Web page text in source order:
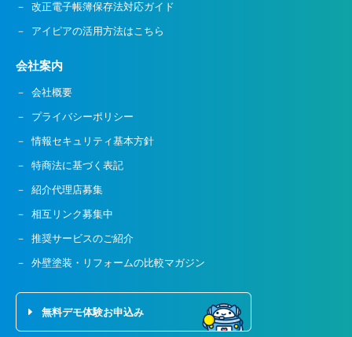
改正電子帳簿保存法対応ガイド
アイピアの活用方法はこちら
会社案内
会社概要
プライバシーポリシー
情報セキュリティ基本方針
特商法に基づく表記
紹介代理店募集
相互リンク募集中
推奨サービスのご紹介
外壁塗装・リフォームの比較マガジン
無料デモ体験お申込み